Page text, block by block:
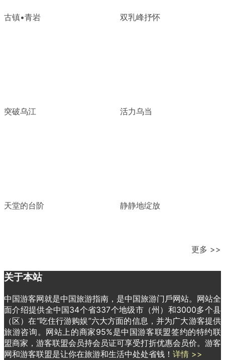
古镇•青岩 双乳峰抒怀
突破乌江 活力乌当
天堂的台阶 静静地绽放
更多 >>
关于本站
中国游客网就是中国旅游指南，是中国旅游门戶网站。网站全
面介绍提供全中国34个省337个地级市（州）和3000多个县
（区）在“吃住行游购娱”六大方面的信息，并为广大游客提供
旅游咨询。网站上的商家95%是中国游客联盟签约的特约联
盟商家，游客联盟会员持会员证可享受打折优惠会员价。游客
网和游客联盟是让你在旅游和生活中处处省钱！ 详情 >>